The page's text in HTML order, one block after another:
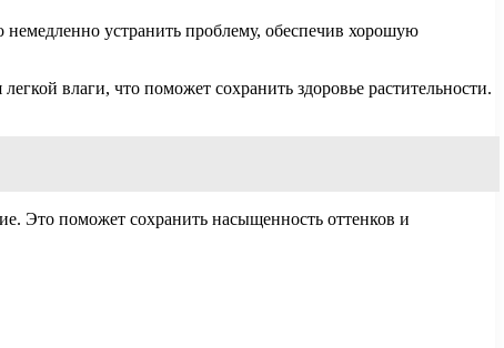
немедленно устранить проблему, обеспечив хорошую
влаги, что поможет сохранить здоровье растительности.
Это поможет сохранить насыщенность оттенков и